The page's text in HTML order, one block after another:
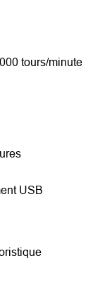
tours/minute
USB